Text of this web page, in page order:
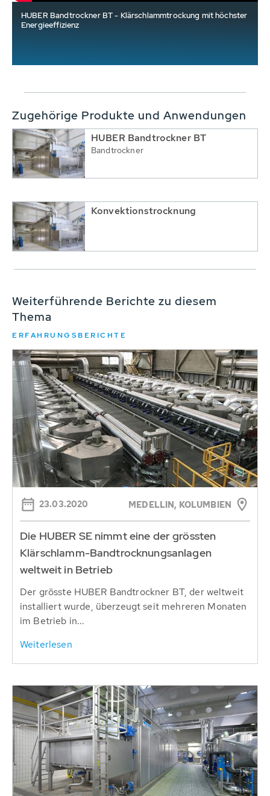
HUBER Bandtrockner BT - Klärschlammtrockung mit höchster
Energieeffizienz
Zugehörige Produkte und Anwendungen
HUBER Bandtrockner BT
Bandtrockner
Konvektionstrocknung
Weiterführende Berichte zu diesem
Thema
ERFAHRUNGSBERICHTE
23.03.2020 MEDELLIN, KOLUMBIEN
Die HUBER SE nimmt eine der grössten
Klärschlamm-Bandtrocknungsanlagen
weltweit in Betrieb
Der grösste HUBER Bandtrockner BT, der weltweit
installiert wurde, überzeugt seit mehreren Monaten
im Betrieb in...
Weiterlesen